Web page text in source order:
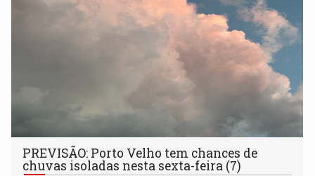
PREVISÃO: Porto Velho tem chances de
chuvas isoladas nesta sexta-feira (7)